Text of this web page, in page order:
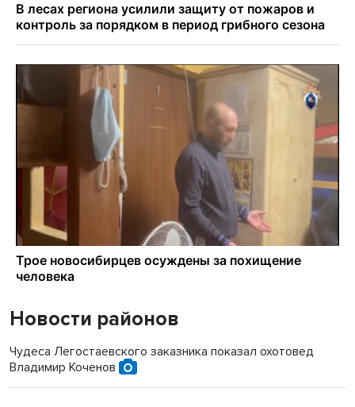
Новости районов
Чудеса Легостаевского заказника показал охотовед
Владимир Коченов